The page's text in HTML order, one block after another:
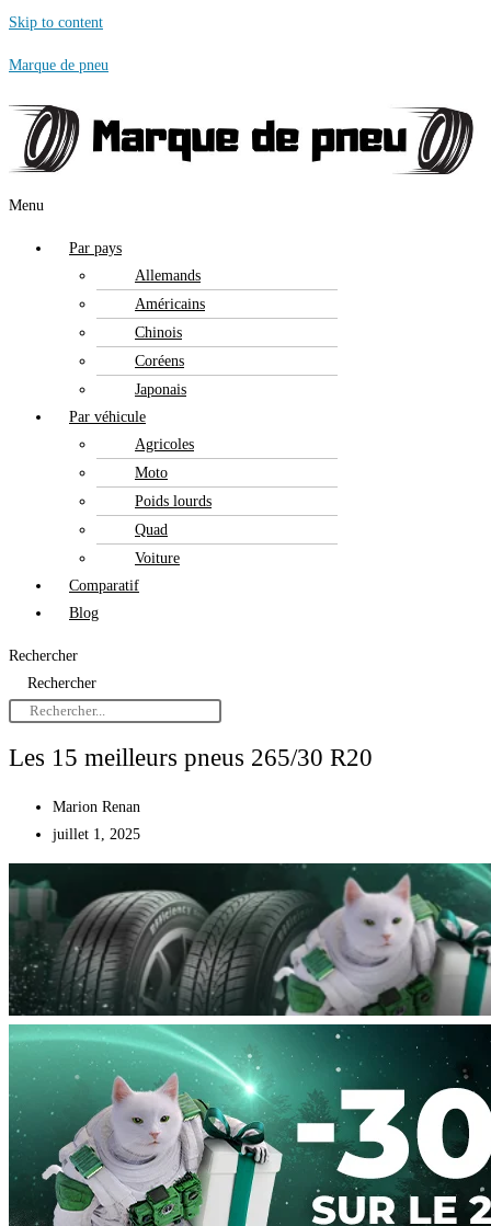
Skip to content
Marque de pneu
Menu
Par pays
Allemands
Américains
Chinois
Coréens
Japonais
Par véhicule
Agricoles
Moto
Poids lourds
Quad
Voiture
Comparatif
Blog
Rechercher
Rechercher
Les 15 meilleurs pneus 265/30 R20
Marion Renan
juillet 1, 2025